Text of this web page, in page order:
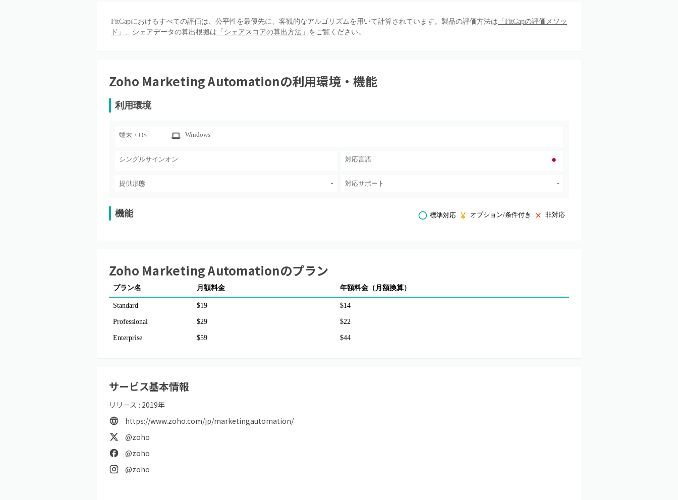
FitGapにおけるすべての評価は、公平性を最優先に、客観的なアルゴリズムを用いて計算されています。製品の評価方法は 「FitGapの評価メソッ
ド」 、シェアデータの算出根拠は 「シェアスコアの算出方法」 をご覧ください。
Zoho Marketing Automationの利用環境・機能
利用環境
端末・OS Windows
シングルサインオン 対応言語
提供形態 - 対応サポート -
機能 標準対応 オプション/条件付き 非対応
Zoho Marketing Automationのプラン
プラン名 月額料金 年額料金（月額換算）
Standard $19 $14
Professional $29 $22
Enterprise $59 $44
サービス基本情報
リリース : 2019年
https://www.zoho.com/jp/marketingautomation/
@zoho
@zoho
@zoho